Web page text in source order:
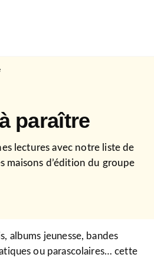
paraître
lectures avec notre liste de
maisons d’édition du groupe
albums jeunesse, bandes
ou parascolaires… cette